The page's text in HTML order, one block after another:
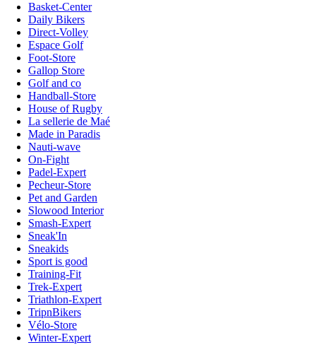
Basket-Center
Daily Bikers
Direct-Volley
Espace Golf
Foot-Store
Gallop Store
Golf and co
Handball-Store
House of Rugby
La sellerie de Maé
Made in Paradis
Nauti-wave
On-Fight
Padel-Expert
Pecheur-Store
Pet and Garden
Slowood Interior
Smash-Expert
Sneak'In
Sneakids
Sport is good
Training-Fit
Trek-Expert
Triathlon-Expert
TripnBikers
Vélo-Store
Winter-Expert